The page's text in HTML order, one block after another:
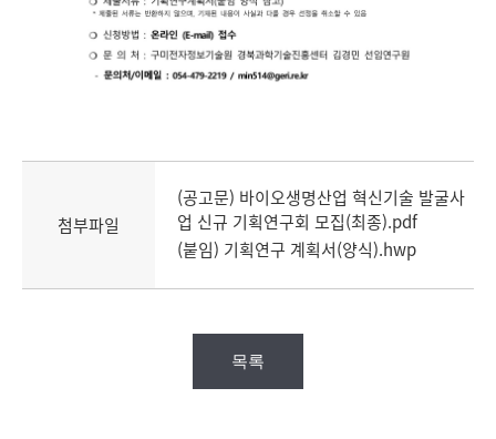
첨부파일
(공고문) 바이오생명산업 혁신기술 발굴사
업 신규 기획연구회 모집(최종).pdf
(붙임) 기획연구 계획서(양식).hwp
목록